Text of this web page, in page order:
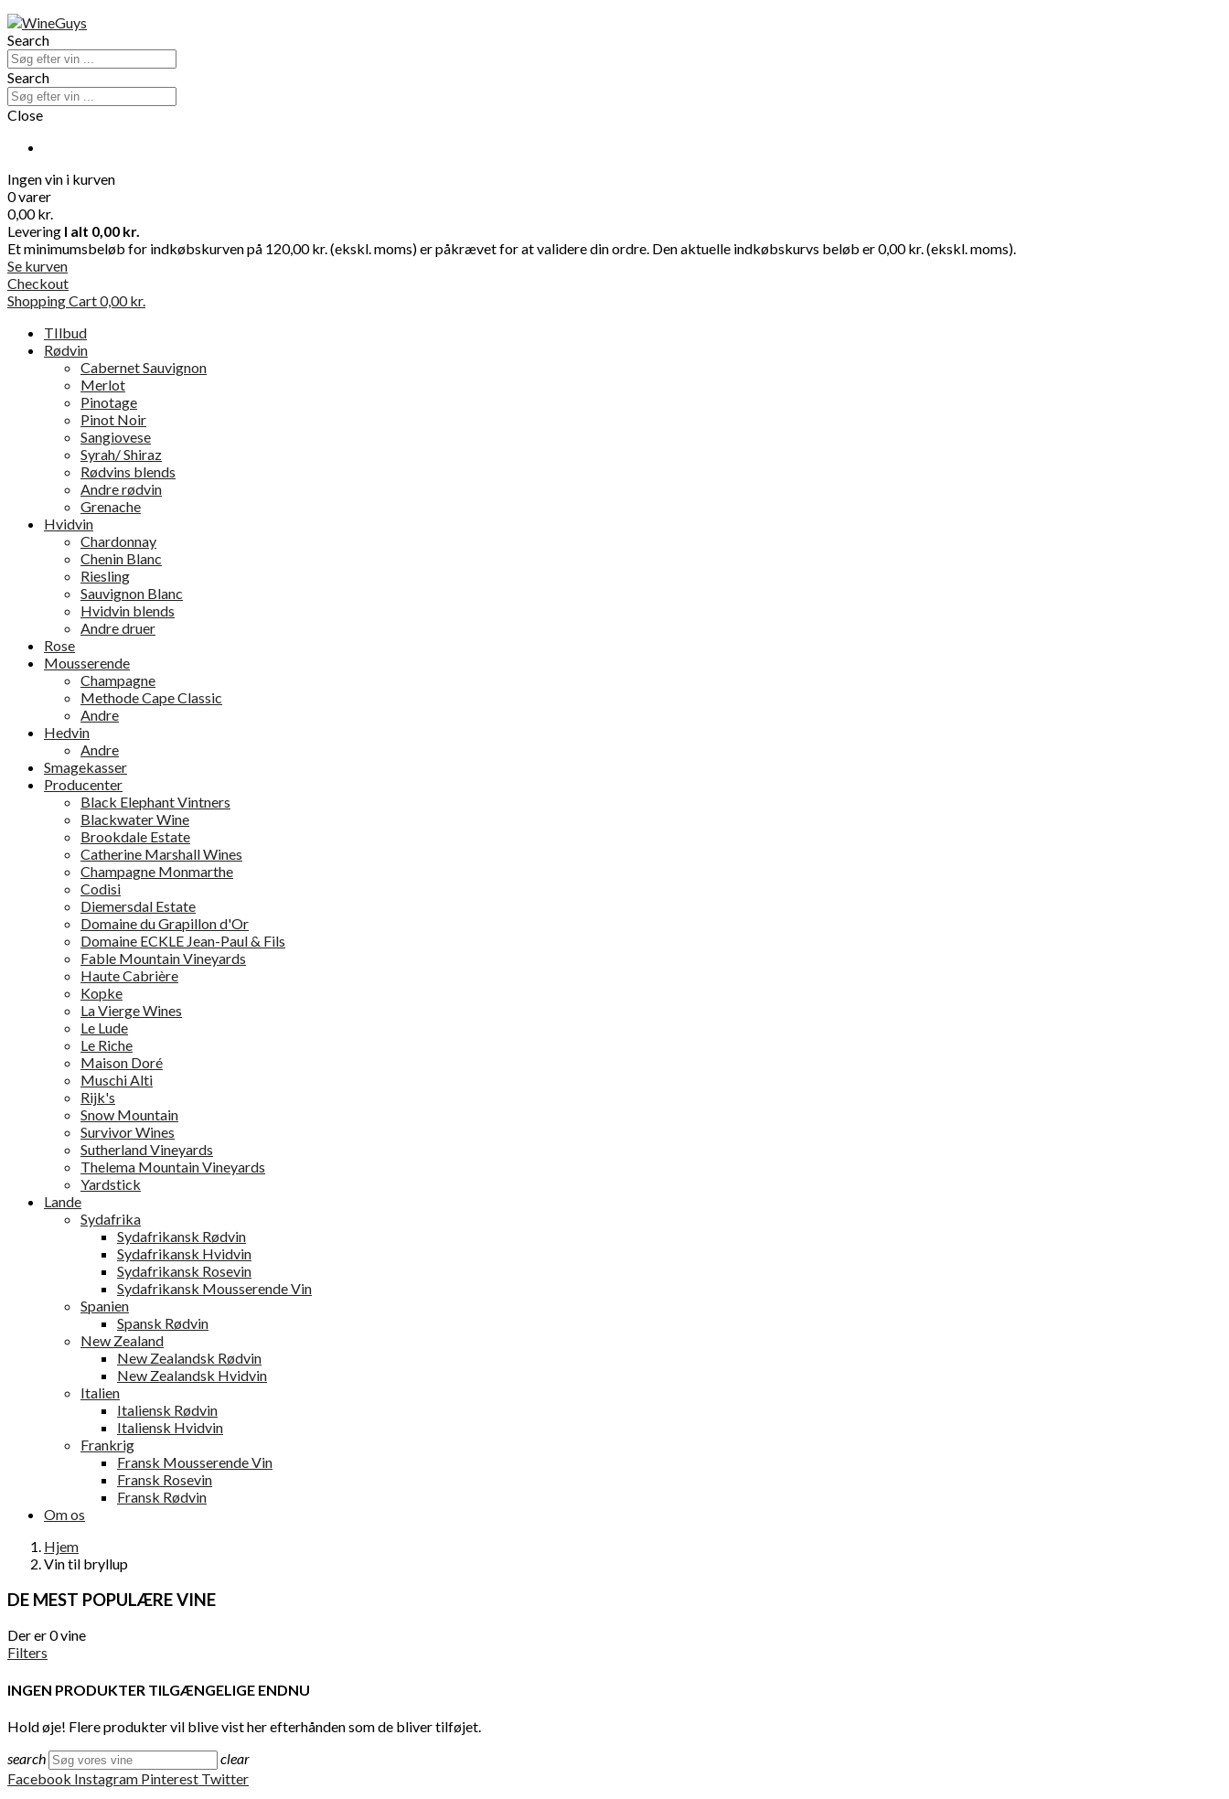
Search
Search
Close
Ingen vin i kurven
0 varer
0,00 kr.
Levering I alt 0,00 kr.
Et minimumsbeløb for indkøbskurven på 120,00 kr. (ekskl. moms) er påkrævet for at validere din ordre. Den aktuelle indkøbskurvs beløb er 0,00 kr. (ekskl. moms).
Se kurven
Checkout
Shopping Cart0,00 kr.
TIlbud
Rødvin
Cabernet Sauvignon
Merlot
Pinotage
Pinot Noir
Sangiovese
Syrah/ Shiraz
Rødvins blends
Andre rødvin
Grenache
Hvidvin
Chardonnay
Chenin Blanc
Riesling
Sauvignon Blanc
Hvidvin blends
Andre druer
Rose
Mousserende
Champagne
Methode Cape Classic
Andre
Hedvin
Andre
Smagekasser
Producenter
Black Elephant Vintners
Blackwater Wine
Brookdale Estate
Catherine Marshall Wines
Champagne Monmarthe
Codisi
Diemersdal Estate
Domaine du Grapillon d'Or
Domaine ECKLE Jean-Paul & Fils
Fable Mountain Vineyards
Haute Cabrière
Kopke
La Vierge Wines
Le Lude
Le Riche
Maison Doré
Muschi Alti
Rijk's
Snow Mountain
Survivor Wines
Sutherland Vineyards
Thelema Mountain Vineyards
Yardstick
Lande
Sydafrika
Sydafrikansk Rødvin
Sydafrikansk Hvidvin
Sydafrikansk Rosevin
Sydafrikansk Mousserende Vin
Spanien
Spansk Rødvin
New Zealand
New Zealandsk Rødvin
New Zealandsk Hvidvin
Italien
Italiensk Rødvin
Italiensk Hvidvin
Frankrig
Fransk Mousserende Vin
Fransk Rosevin
Fransk Rødvin
Om os
Hjem
Vin til bryllup
DE MEST POPULÆRE VINE
Der er 0 vine
Filters
INGEN PRODUKTER TILGÆNGELIGE ENDNU
Hold øje! Flere produkter vil blive vist her efterhånden som de bliver tilføjet.
search
clear
Facebook Instagram Pinterest Twitter